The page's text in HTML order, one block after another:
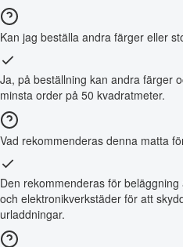
Kan jag beställa andra färger eller
Ja, på beställning kan andra färger
minsta order på 50 kvadratmeter.
Vad rekommenderas denna matta
Den rekommenderas för
och elektronikverkstäder för att
urladdningar.